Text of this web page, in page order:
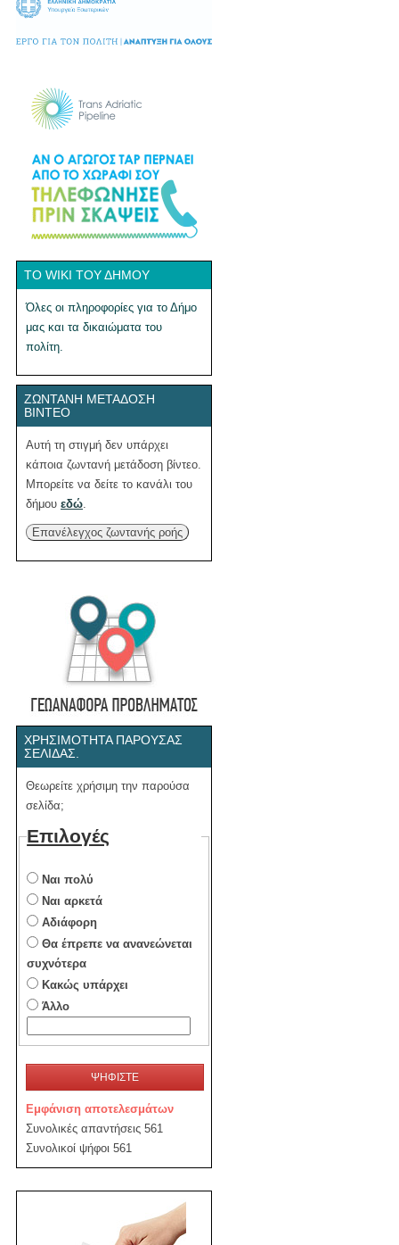
ΤΟ WIKI ΤΟΥ ΔΉΜΟΥ
Όλες οι πληροφορίες για το Δήμο
μας και τα δικαιώματα του
πολίτη.
ΖΩΝΤΑΝΉ ΜΕΤΆΔΟΣΗ
ΒΊΝΤΕΟ
Αυτή τη στιγμή δεν υπάρχει
κάποια ζωντανή μετάδοση βίντεο.
Μπορείτε να δείτε το κανάλι του
δήμου εδώ.
Επανέλεγχος ζωντανής ροής
ΧΡΗΣΙΜΌΤΗΤΑ ΠΑΡΟΎΣΑΣ
ΣΕΛΊΔΑΣ.
Θεωρείτε χρήσιμη την παρούσα
σελίδα;
Επιλογές
Ναι πολύ
Ναι αρκετά
Αδιάφορη
Θα έπρεπε να ανανεώνεται
συχνότερα
Κακώς υπάρχει
Άλλο
ΨΗΦΙΣΤΕ
Εμφάνιση αποτελεσμάτων
Συνολικές απαντήσεις 561
Συνολικοί ψήφοι 561